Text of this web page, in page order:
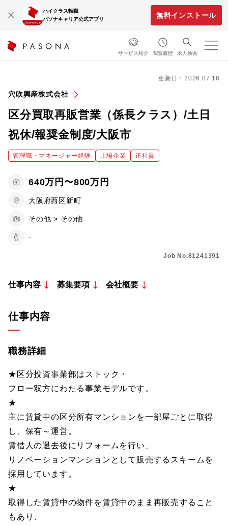
ハイクラス転職
パソナキャリア公式アプリ
無料インストール
サービス紹介 閲覧履歴 求人検索
更新日：2026.07.16
穴吹興産株式会社
区分買取再販営業（係長クラス）/土日
祝休/報奨金制度/大阪市
管理職・マネージャー経験 上場企業 正社員
640万円〜800万円
大阪府西区新町
その他 > その他
-
Job No.81241391
仕事内容 募集要項 会社概要
仕事内容
職務詳細
★区分投資事業部はストック・
フロー双方にわたる事業モデルです。
★
主に賃貸中の区分所有マンションを一部屋ごとに取得
し、保有～運営。
賃借人の退去後にリフォームを行い、
リノベーションマンションとして販売するスキームを
採用しています。
★
取得した賃貸中の物件を賃貸中のまま再販売すること
もあり、